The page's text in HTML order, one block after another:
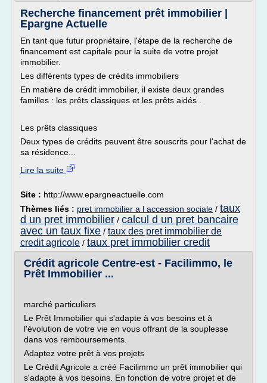
Recherche financement prêt immobilier |
Epargne Actuelle
En tant que futur propriétaire, l'étape de la recherche de
financement est capitale pour la suite de votre projet
immobilier.
Les différents types de crédits immobiliers
En matière de crédit immobilier, il existe deux grandes
familles : les prêts classiques et les prêts aidés .
Les prêts classiques
Deux types de crédits peuvent être souscrits pour l'achat de
sa résidence...
Lire la suite
Site : http://www.epargneactuelle.com
Thèmes liés : pret immobilier a l accession sociale / taux
d un pret immobilier / calcul d un pret bancaire
avec un taux fixe / taux des pret immobilier de
credit agricole / taux pret immobilier credit
Crédit agricole Centre-est - Facilimmo, le
Prêt Immobilier ...
marché particuliers
Le Prêt Immobilier qui s'adapte à vos besoins et à
l'évolution de votre vie en vous offrant de la souplesse
dans vos remboursements.
Adaptez votre prêt à vos projets
Le Crédit Agricole a créé Facilimmo un prêt immobilier qui
s'adapte à vos besoins. En fonction de votre projet et de